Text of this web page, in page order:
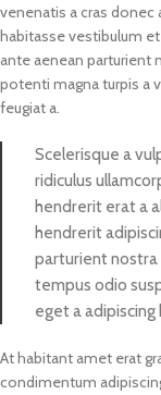
venenatis a cras donec
habitasse vestibulum
ante aenean parturient
potenti magna turpis a
feugiat a.
Scelerisque a
ridiculus
hendrerit erat a
hendrerit
parturient nostra
tempus odio
eget a adipiscing
At habitant amet erat
condimentum